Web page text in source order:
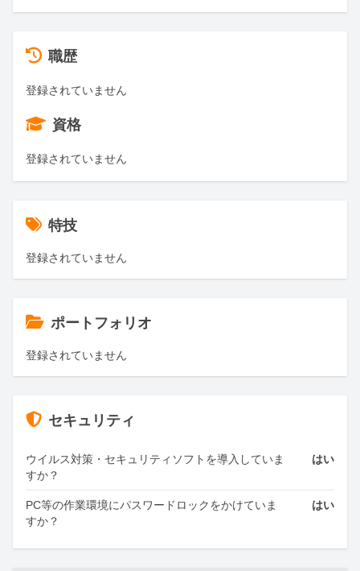
職歴
登録されていません
資格
登録されていません
特技
登録されていません
ポートフォリオ
登録されていません
セキュリティ
ウイルス対策・セキュリティソフトを導入していま
すか？
はい
PC等の作業環境にパスワードロックをかけていま
すか？
はい